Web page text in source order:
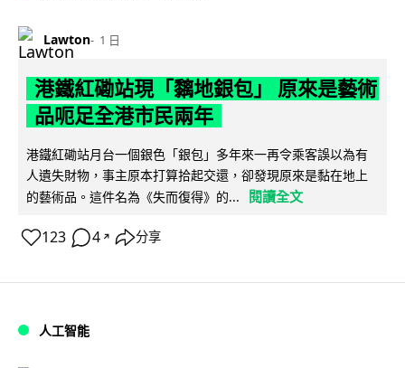
Lawton 1 日
港鐵紅磡站現「黐地銀包」 原來是藝術
品呃足全港市民兩年
港鐵紅磡站月台一個銀色「銀包」多年來一再令乘客誤以為有
人遺失財物，事主原本打算拾起交還，卻發現原來是黏在地上
的藝術品。這件名為《失而復得》的...
閱讀全文
123 4 ↗ 分享
人工智能